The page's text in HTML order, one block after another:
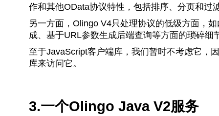
作和其他OData协议特性，包括排序、分页和过
另一方面，Olingo V4只处理协议的低级方面，
成、基于URL参数生成后端查询等方面的琐碎细
至于JavaScript客户端库，我们暂时不考虑它，
库来访问它。
3.一个Olingo Java V2服务